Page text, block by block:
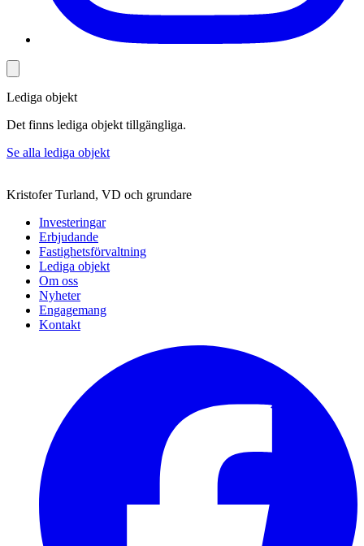
Lediga objekt
Det finns lediga objekt tillgängliga.
Se alla lediga objekt
Kristofer Turland, VD och grundare
Investeringar
Erbjudande
Fastighetsförvaltning
Lediga objekt
Om oss
Nyheter
Engagemang
Kontakt